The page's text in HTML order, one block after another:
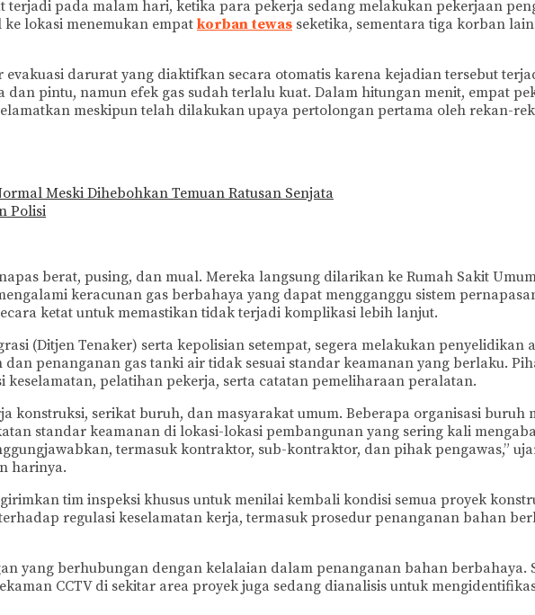
terjadi pada malam hari, ketika para pekerja sedang melakukan pekerjaan
lokasi menemukan empat korban tewas seketika, sementara tiga korban
darurat yang diaktifkan secara otomatis karena kejadian tersebut
pintu, namun efek gas sudah terlalu kuat. Dalam hitungan menit, empat
meskipun telah dilakukan upaya pertolongan pertama oleh rekan-
Meski Dihebohkan Temuan Ratusan Senjata
Polisi
berat, pusing, dan mual. Mereka langsung dilarikan ke Rumah Sakit
keracunan gas berbahaya yang dapat mengganggu sistem
ketat untuk memastikan tidak terjadi komplikasi lebih lanjut.
(Ditjen Tenaker) serta kepolisian setempat, segera melakukan penyelidikan
penanganan gas tanki air tidak sesuai standar keamanan yang berlaku.
pelatihan pekerja, serta catatan pemeliharaan peralatan.
serikat buruh, dan masyarakat umum. Beberapa organisasi buruh
standar keamanan di lokasi-lokasi pembangunan yang sering kali
termasuk kontraktor, sub-kontraktor, dan pihak pengawas,”
harinya.
tim inspeksi khusus untuk menilai kembali kondisi semua proyek
regulasi keselamatan kerja, termasuk prosedur penanganan bahan
yang berhubungan dengan kelalaian dalam penanganan bahan berbahaya.
CCTV di sekitar area proyek juga sedang dianalisis untuk